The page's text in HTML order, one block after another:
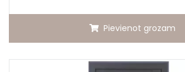
Pievienot grozam